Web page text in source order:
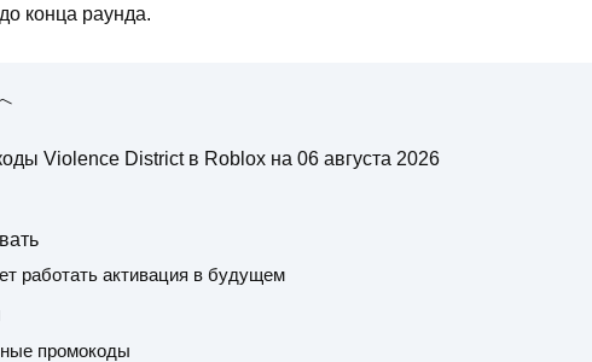
конца раунда.
Violence District в Roblox на 06 августа 2026
работать активация в будущем
промокоды